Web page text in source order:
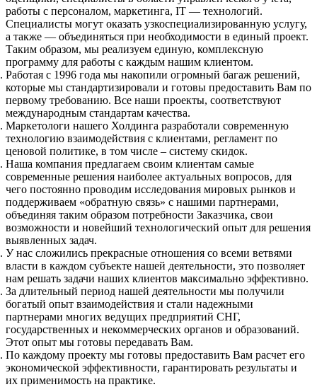
работы с персоналом, маркетинга, IT — технологий.
Специалисты могут оказать узкоспециализированную услугу,
а также — объединяться при необходимости в единый проект.
Таким образом, мы реализуем единую, комплексную
программу для работы с каждым нашим клиентом.
Работая с 1996 года мы накопили огромный багаж решений,
которые мы стандартизировали и готовы предоставить Вам по
первому требованию. Все наши проекты, соответствуют
международным стандартам качества.
Маркетологи нашего Холдинга разработали современную
технологию взаимодействия с клиентами, регламент по
ценовой политике, в том числе – систему скидок.
Наша компания предлагаем своим клиентам самые
современные решения наиболее актуальных вопросов, для
чего постоянно проводим исследования мировых рынков и
поддерживаем «обратную связь» с нашими партнерами,
объединяя таким образом потребности Заказчика, свои
возможности и новейший технологический опыт для решения
выявленных задач.
У нас сложились прекрасные отношения со всеми ветвями
власти в каждом субъекте нашей деятельности, это позволяет
нам решать задачи наших клиентов максимально эффективно.
За длительный период нашей деятельности мы получили
богатый опыт взаимодействия и стали надежными
партнерами многих ведущих предприятий СНГ,
государственных и некоммерческих органов и образований.
Этот опыт мы готовы передавать Вам.
По каждому проекту мы готовы предоставить Вам расчет его
экономической эффективности, гарантировать результаты и
их применимость на практике.